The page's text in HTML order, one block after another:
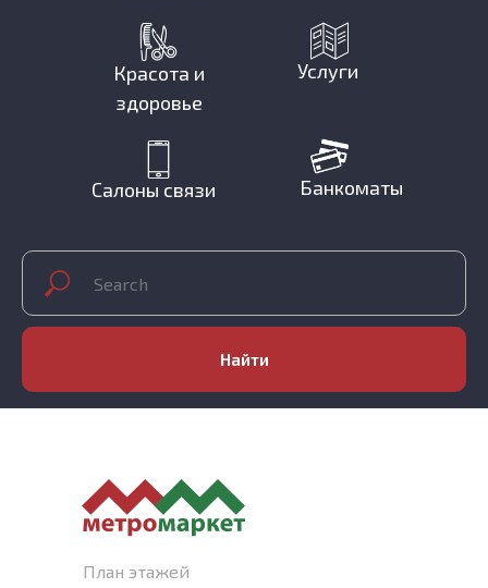
Банкоматы
Салоны связи
Красота и
здоровье
Услуги
Найти
План этажей